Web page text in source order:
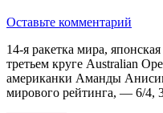
Оставьте комментарий
14-я ракетка мира,
третьем круге Australian
американки Аманды
мирового рейтинга, — 6/4,